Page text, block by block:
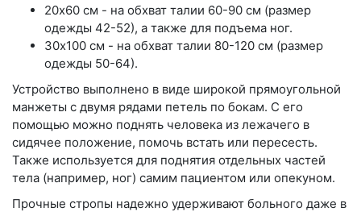
20х60 см - на обхват талии 60-90 см (размер
одежды 42-52), а также для подъема ног.
30х100 см - на обхват талии 80-120 см (размер
одежды 50-64).
Устройство выполнено в виде широкой прямоугольной
манжеты с двумя рядами петель по бокам. С его
помощью можно поднять человека из лежачего в
сидячее положение, помочь встать или пересесть.
Также используется для поднятия отдельных частей
тела (например, ног) самим пациентом или опекуном.
Прочные стропы надежно удерживают больного даже в